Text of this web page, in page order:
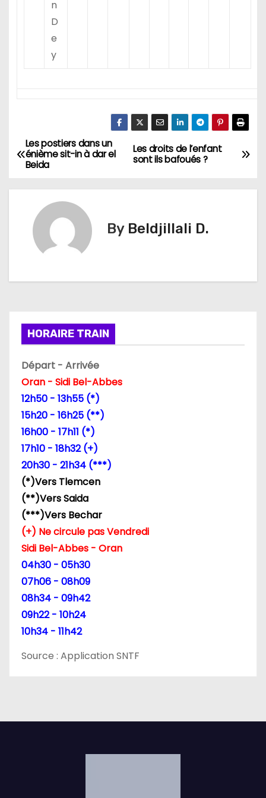
n
D
e
y
N
a
o
n
d
e
a
r
t
c
e
Les droits de l’enfant
sont ils bafoués ?
Les postiers dans un
énième sit-in à dar el
Beida
By Beldjillali D.
HORAIRE TRAIN
Départ - Arrivée
Oran - Sidi Bel-Abbes
12h50 - 13h55 (*)
15h20 - 16h25 (**)
16h00 - 17h11 (*)
17h10 - 18h32 (+)
20h30 - 21h34 (***)
(*)Vers Tlemcen
(**)Vers Saida
(***)Vers Bechar
(+) Ne circule pas Vendredi
Sidi Bel-Abbes - Oran
04h30 - 05h30
07h06 - 08h09
08h34 - 09h42
09h22 - 10h24
10h34 - 11h42
Source : Application SNTF